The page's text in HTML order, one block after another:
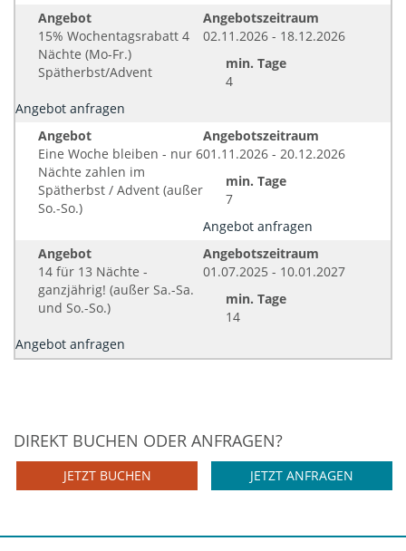
Angebot
15% Wochentagsrabatt 4
Nächte (Mo-Fr.)
Spätherbst/Advent
Angebotszeitraum
02.11.2026 - 18.12.2026
min. Tage
4
Angebot anfragen
Angebot
Eine Woche bleiben - nur 6
Nächte zahlen im
Spätherbst / Advent (außer
So.-So.)
Angebotszeitraum
01.11.2026 - 20.12.2026
min. Tage
7
Angebot anfragen
Angebot
14 für 13 Nächte -
ganzjährig! (außer Sa.-Sa.
und So.-So.)
Angebotszeitraum
01.07.2025 - 10.01.2027
min. Tage
14
Angebot anfragen
DIREKT BUCHEN ODER ANFRAGEN?
JETZT ANFRAGEN
JETZT BUCHEN